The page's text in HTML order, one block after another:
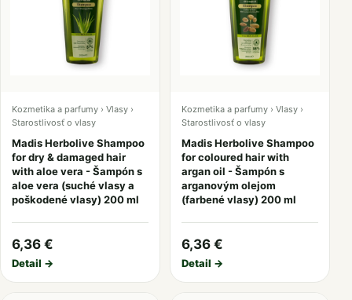
Kozmetika a parfumy › Vlasy ›
Starostlivosť o vlasy
Madis Herbolive Shampoo
for dry & damaged hair
with aloe vera - Šampón s
aloe vera (suché vlasy a
poškodené vlasy) 200 ml
6,36 €
Detail →
Kozmetika a parfumy › Vlasy ›
Starostlivosť o vlasy
Madis Herbolive Shampoo
for coloured hair with
argan oil - Šampón s
arganovým olejom
(farbené vlasy) 200 ml
6,36 €
Detail →